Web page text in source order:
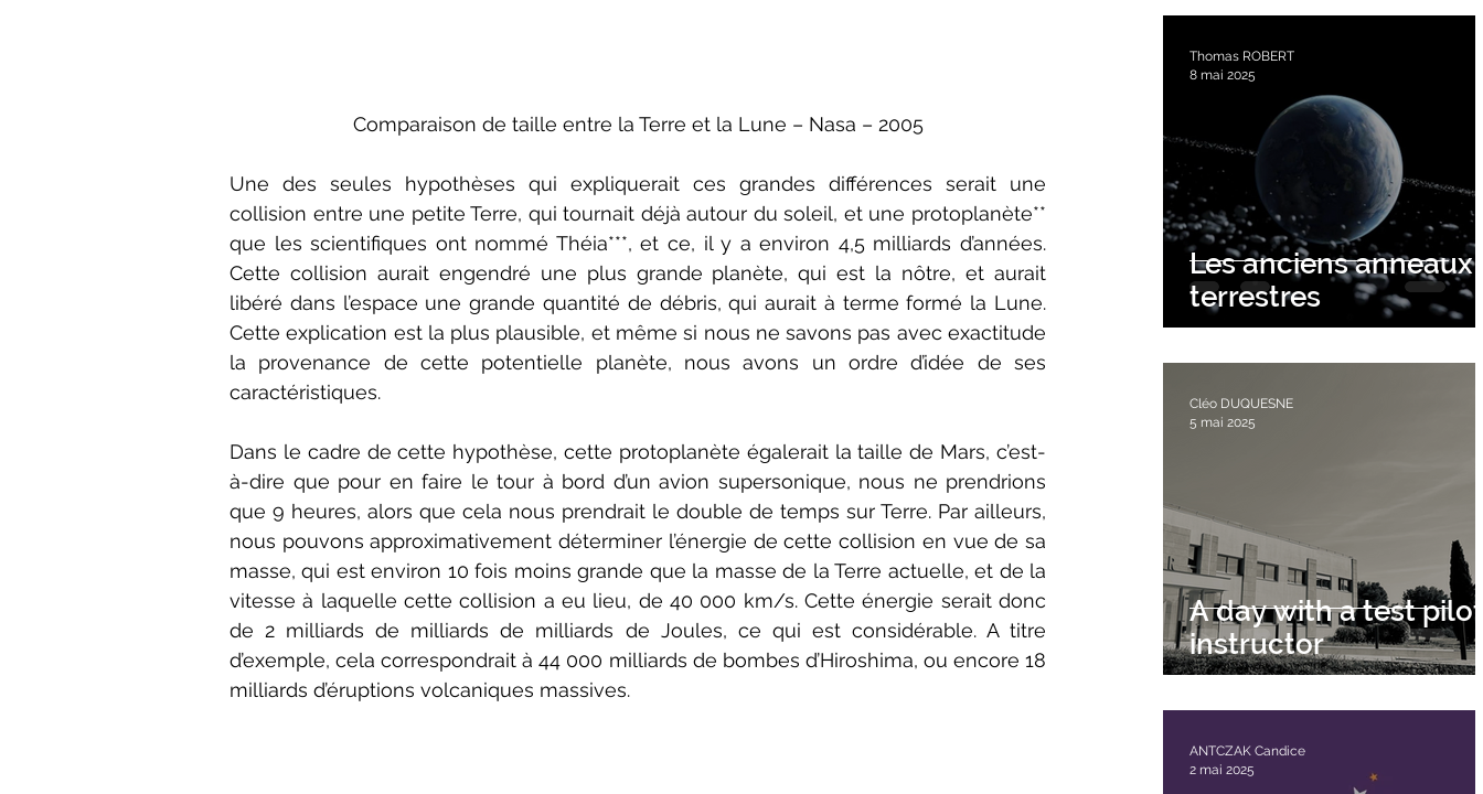
Comparaison de taille entre la Terre et la Lune – Nasa – 2005
Une des seules hypothèses qui expliquerait ces grandes différences serait une
collision entre une petite Terre, qui tournait déjà autour du soleil, et une protoplanète**
que les scientifiques ont nommé Théia***, et ce, il y a environ 4,5 milliards d’années.
Cette collision aurait engendré une plus grande planète, qui est la nôtre, et aurait
libéré dans l’espace une grande quantité de débris, qui aurait à terme formé la Lune.
Cette explication est la plus plausible, et même si nous ne savons pas avec exactitude
la provenance de cette potentielle planète, nous avons un ordre d’idée de ses
caractéristiques.
Dans le cadre de cette hypothèse, cette protoplanète égalerait la taille de Mars, c’est-
à-dire que pour en faire le tour à bord d’un avion supersonique, nous ne prendrions
que 9 heures, alors que cela nous prendrait le double de temps sur Terre. Par ailleurs,
nous pouvons approximativement déterminer l’énergie de cette collision en vue de sa
masse, qui est environ 10 fois moins grande que la masse de la Terre actuelle, et de la
vitesse à laquelle cette collision a eu lieu, de 40 000 km/s. Cette énergie serait donc
de 2 milliards de milliards de milliards de Joules, ce qui est considérable. A titre
d’exemple, cela correspondrait à 44 000 milliards de bombes d’Hiroshima, ou encore 18
milliards d’éruptions volcaniques massives.
Les anciens anneaux
terrestres
Thomas ROBERT
8 mai 2025
A day with a test pilot
instructor
Cléo DUQUESNE
5 mai 2025
ANTCZAK Candice
2 mai 2025